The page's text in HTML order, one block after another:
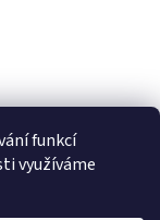
funkcí
využíváme